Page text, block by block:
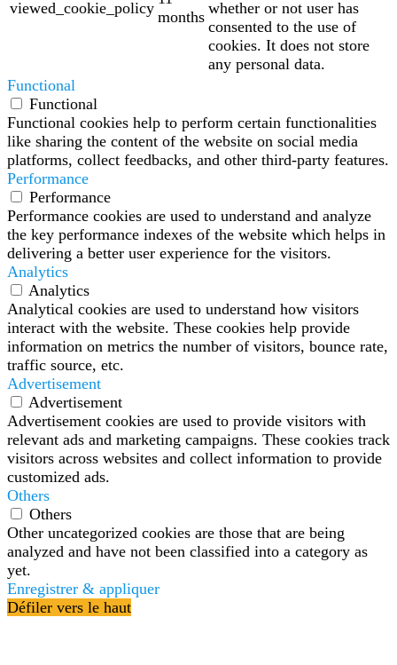
viewed_cookie_policy months whether or not user has
consented to the use of
cookies. It does not store
any personal data.
Functional
Functional
Functional cookies help to perform certain functionalities
like sharing the content of the website on social media
platforms, collect feedbacks, and other third-party features.
Performance
Performance
Performance cookies are used to understand and analyze
the key performance indexes of the website which helps in
delivering a better user experience for the visitors.
Analytics
Analytics
Analytical cookies are used to understand how visitors
interact with the website. These cookies help provide
information on metrics the number of visitors, bounce rate,
traffic source, etc.
Advertisement
Advertisement
Advertisement cookies are used to provide visitors with
relevant ads and marketing campaigns. These cookies track
visitors across websites and collect information to provide
customized ads.
Others
Others
Other uncategorized cookies are those that are being
analyzed and have not been classified into a category as
yet.
Enregistrer & appliquer
Défiler vers le haut